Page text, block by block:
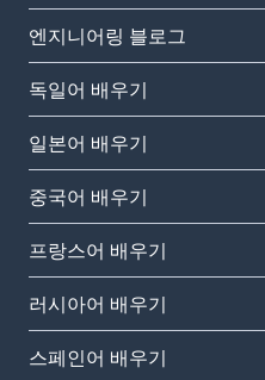
엔지니어링 블로그
독일어 배우기
일본어 배우기
중국어 배우기
프랑스어 배우기
러시아어 배우기
스페인어 배우기